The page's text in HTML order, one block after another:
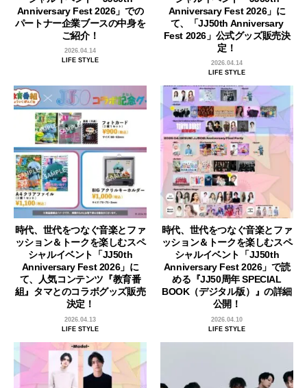
Anniversary Fest 2026」での
パートナー企業ブースの中身を
ご紹介！
2026.04.14
LIFE STYLE
Anniversary Fest 2026」に
て、「JJ50th Anniversary
Fest 2026」公式グッズ販売決
定！
2026.04.14
LIFE STYLE
時代、世代をつなぐ音楽とファ
ッション＆トークを楽しむスペ
シャルイベント「JJ50th
Anniversary Fest 2026」に
て、人気コンテンツ『教育番
組』タマとのコラボグッズ販売
決定！
2026.04.13
LIFE STYLE
時代、世代をつなぐ音楽とファ
ッション＆トークを楽しむスペ
シャルイベント「JJ50th
Anniversary Fest 2026」で読
める『JJ50周年 SPECIAL
BOOK（デジタル版）』の詳細
公開！
2026.04.10
LIFE STYLE